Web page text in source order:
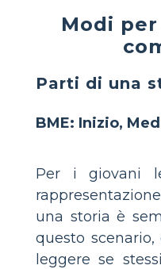
Modi
Parti di una
BME: Inizio,
Per i giovani
una storia è
questo
leggere se